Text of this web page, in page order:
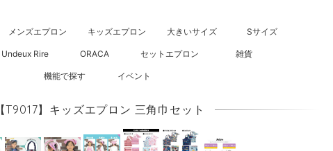
メンズエプロン キッズエプロン 大きいサイズ Sサイズ
Undeux Rire ORACA セットエプロン 雑貨
機能で探す イベント
【T9017】キッズエプロン 三角巾セット